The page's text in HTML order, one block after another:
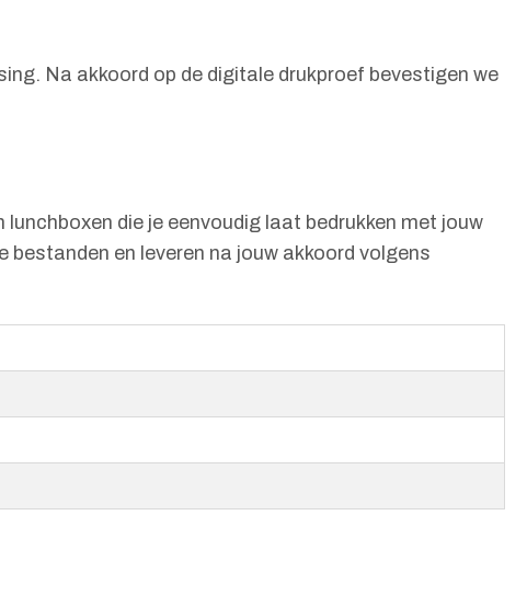
Na akkoord op de digitale drukproef bevestigen we
die je eenvoudig laat bedrukken met jouw
bestanden en leveren na jouw akkoord volgens